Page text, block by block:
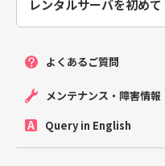
レンタルサーバを初めて
よくあるご質問
メンテナンス・障害情報
Query in English